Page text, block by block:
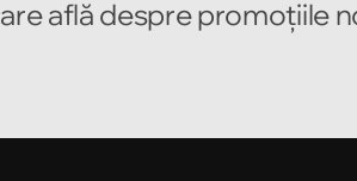
află despre promoțiile